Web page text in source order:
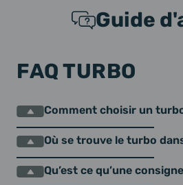
Guide
FAQ TURBO
Comment choisir un
Où se trouve le turbo
Qu’est ce qu’une